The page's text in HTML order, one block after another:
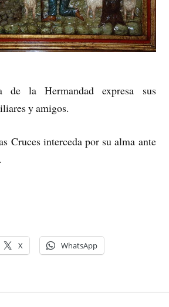
de la Hermandad expresa sus
y amigos.
Cruces interceda por su alma ante
X WhatsApp